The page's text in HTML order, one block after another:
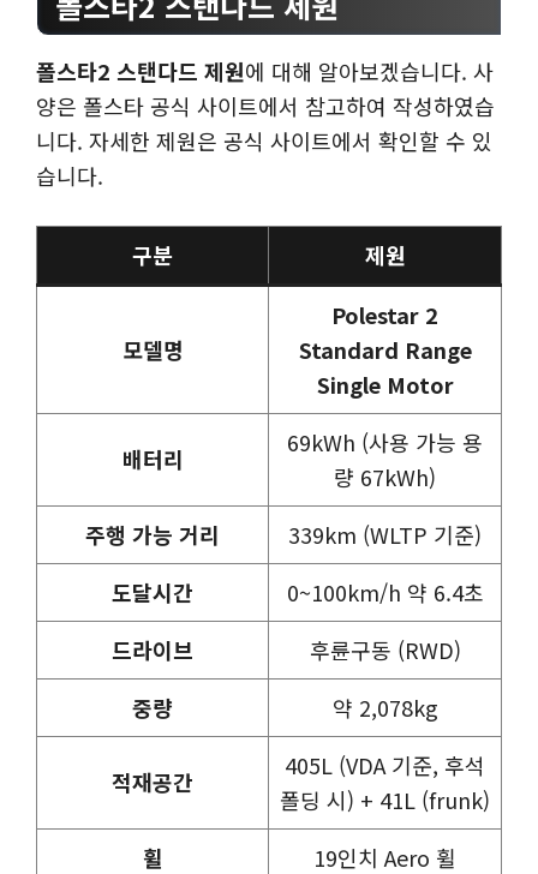
폴스타2 스탠다드 제원에 대해 알아보겠습니다. 사
양은 폴스타 공식 사이트에서 참고하여 작성하였습
니다. 자세한 제원은 공식 사이트에서 확인할 수 있
습니다.
구분 제원
모델명
Polestar 2
Standard Range
Single Motor
배터리
69kWh (사용 가능 용
량 67kWh)
주행 가능 거리
339km (WLTP 기준)
도달시간
0~100km/h 약 6.4초
드라이브
후륜구동 (RWD)
중량
약 2,078kg
적재공간
405L (VDA 기준, 후석
폴딩 시) + 41L (frunk)
휠
19인치 Aero 휠